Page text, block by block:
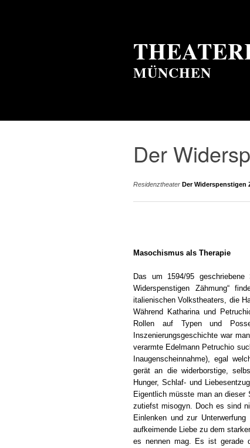
MÜNCHEN
Der
Residenztheater Der Widerspenstigen
Masochismus als Therapie
Das um 1594/95
Widerspenstigen Zähmung“
italienischen Volkstheaters, die
Während Katharina und
Rollen auf Typen und
Inszenierungsgeschichte war
verarmte Edelmann Petruchio
Inaugenscheinnahme), egal
gerät an die widerborstige,
Hunger, Schlaf- und
Eigentlich müsste man an
zutiefst misogyn. Doch es sind
Einlenken und zur
aufkeimende Liebe zu dem
es nennen mag. Es ist gerade